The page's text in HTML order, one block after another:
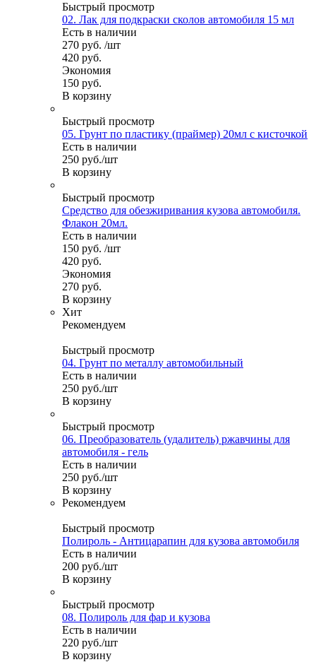
Быстрый просмотр
02. Лак для подкраски сколов автомобиля 15 мл
Есть в наличии
270 руб. /шт
420 руб.
Экономия
150 руб.
В корзину
Быстрый просмотр
05. Грунт по пластику (праймер) 20мл с кисточкой
Есть в наличии
250 руб./шт
В корзину
Быстрый просмотр
Средство для обезжиривания кузова автомобиля.
Флакон 20мл.
Есть в наличии
150 руб. /шт
420 руб.
Экономия
270 руб.
В корзину
Хит
Рекомендуем
Быстрый просмотр
04. Грунт по металлу автомобильный
Есть в наличии
250 руб./шт
В корзину
Быстрый просмотр
06. Преобразователь (удалитель) ржавчины для
автомобиля - гель
Есть в наличии
250 руб./шт
В корзину
Рекомендуем
Быстрый просмотр
Полироль - Антицарапин для кузова автомобиля
Есть в наличии
200 руб./шт
В корзину
Быстрый просмотр
08. Полироль для фар и кузова
Есть в наличии
220 руб./шт
В корзину